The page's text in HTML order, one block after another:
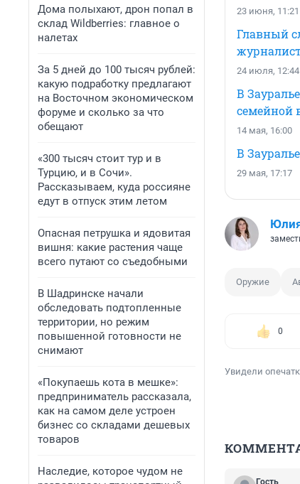
Дома полыхают, дрон попал в
склад Wildberries: главное о
налетах
За 5 дней до 100 тысяч рублей:
какую подработку предлагают
на Восточном экономическом
форуме и сколько за что
обещают
«300 тысяч стоит тур и в
Турцию, и в Сочи».
Рассказываем, куда россияне
едут в отпуск этим летом
Опасная петрушка и ядовитая
вишня: какие растения чаще
всего путают со съедобными
В Шадринске начали
обследовать подтопленные
территории, но режим
повышенной готовности не
снимают
«Покупаешь кота в мешке»:
предприниматель рассказала,
как на самом деле устроен
бизнес со складами дешевых
товаров
Наследие, которое чудом не
23 июня, 11:21
Главный
24 июля, 12:44
В
семейной
14 мая, 16:00
В
29 мая, 17:17
Оружие
0
Увидели
Гость